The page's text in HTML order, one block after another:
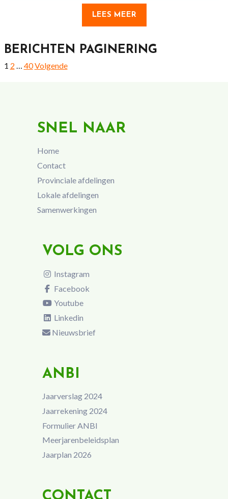
LEES MEER
BERICHTEN PAGINERING
1 2 … 40Volgende
SNEL NAAR
Home
Contact
Provinciale afdelingen
Lokale afdelingen
Samenwerkingen
VOLG ONS
Instagram
Facebook
Youtube
Linkedin
Nieuwsbrief
ANBI
Jaarverslag 2024
Jaarrekening 2024
Formulier ANBI
Meerjarenbeleidsplan
Jaarplan 2026